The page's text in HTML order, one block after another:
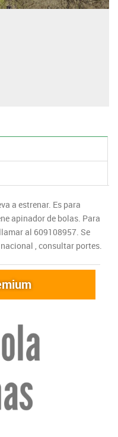
a estrenar. Es para
apinador de bolas. Para
al 609108957. Se
, consultar portes.